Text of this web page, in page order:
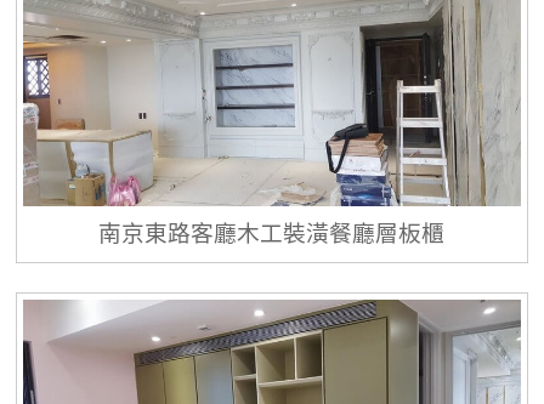
南京東路客廳木工裝潢餐廳層板櫃